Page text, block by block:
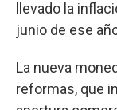
llevado la
junio de ese
La nueva
reformas, que